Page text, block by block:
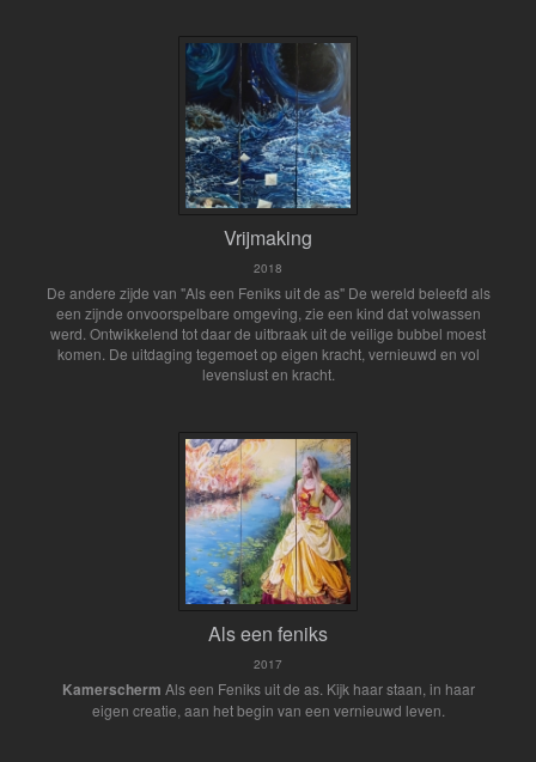
Vrijmaking
2018
De andere zijde van "Als een Feniks uit de as" De wereld beleefd als
een zijnde onvoorspelbare omgeving, zie een kind dat volwassen
werd. Ontwikkelend tot daar de uitbraak uit de veilige bubbel moest
komen. De uitdaging tegemoet op eigen kracht, vernieuwd en vol
levenslust en kracht.
Als een feniks
2017
Kamerscherm Als een Feniks uit de as. Kijk haar staan, in haar
eigen creatie, aan het begin van een vernieuwd leven.